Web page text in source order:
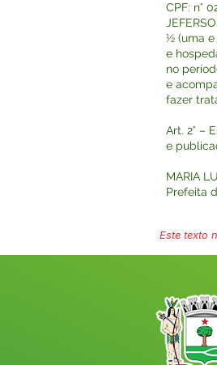
CPF: n°
½ (uma e
e
no
e
fazer
Art. 2° –
e
MARIA
Prefeita
Este texto